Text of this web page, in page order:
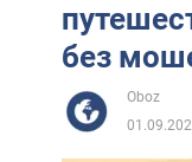
Азия
Африка
без
Oboz